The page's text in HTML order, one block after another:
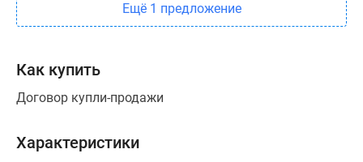
Ещё 1 предложение
Как купить
Договор купли-продажи
Характеристики